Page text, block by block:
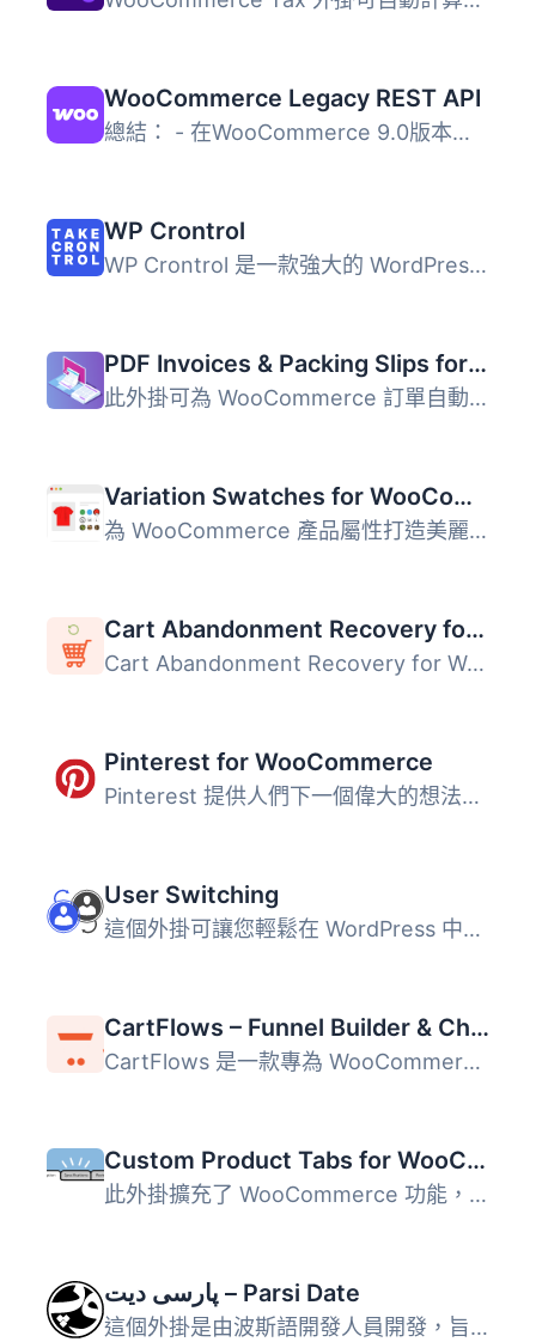
WooCommerce Legacy REST API
總結： - 在WooCommerce 9.0版本起，Legacy REST API將不再是...
WP Crontrol
WP Crontrol 是一款強大的 WordPress 外掛，讓使用者能夠全面...
PDF Invoices & Packing Slips for WooCommerce
此外掛可為 WooCommerce 訂單自動產生 PDF 或 XML 格式的發票...
Variation Swatches for WooCommerce
為 WooCommerce 產品屬性打造美麗的顏色、圖片和按鈕變化的樣...
Cart Abandonment Recovery for WooCommerce – Recover Lost Sales with Automated Emails
Cart Abandonment Recovery for WooCommerce 是一款免費的外...
Pinterest for WooCommerce
Pinterest 提供人們下一個偉大的想法。它部分收藏品，部分市...
User Switching
這個外掛可讓您輕鬆在 WordPress 中點擊按鈕即可快速切換使用...
CartFlows – Funnel Builder & Checkout Plugin for WooCommerce
CartFlows 是一款專為 WooCommerce 設計的銷售漏斗建構器與結...
Custom Product Tabs for WooCommerce
此外掛擴充了 WooCommerce 功能，允許商店擁有者針對產品添加...
پارسی دیت – Parsi Date
這個外掛是由波斯語開發人員開發，旨在為波斯語 WordPress 帶...